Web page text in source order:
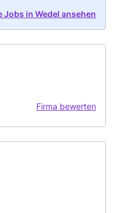
Jobs in Wedel ansehen
Firma bewerten